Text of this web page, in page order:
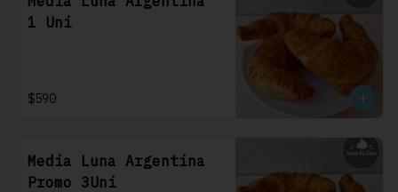
1 Uni
$590
Media Luna Argentina
Promo 3Uni